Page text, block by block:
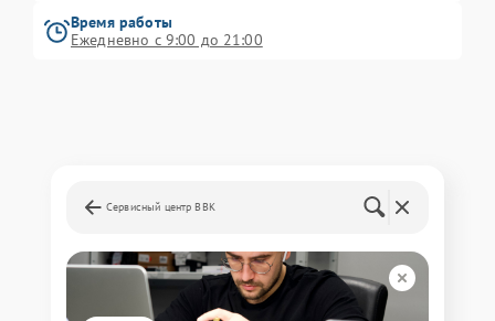
Время работы
Ежедневно с 9:00 до 21:00
Сервисный центр BBK